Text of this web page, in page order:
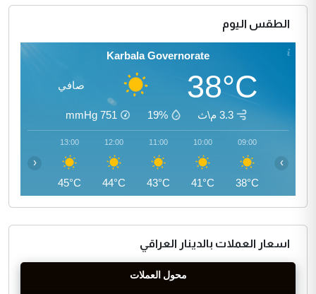
الطقس اليوم
Karbala Governorate
38°C صافي
3.3 م\ث 19%
751
mmHg
09:00
38°C
10:00
41°C
11:00
43°C
12:00
44°C
13:00
45°C
‹ ›
اسعار العملات بالدينار العراقي